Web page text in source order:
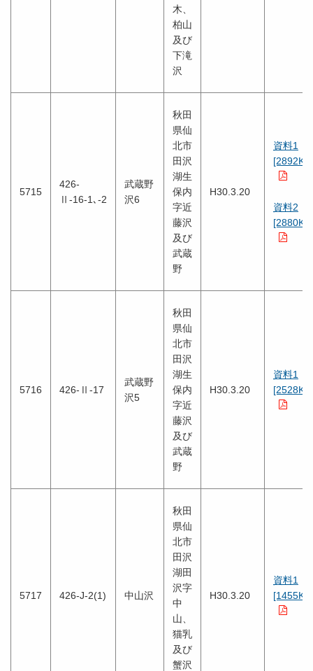
木、
柏山
及び
下滝
沢
5715
426-
Ⅱ-16-1､-2
武蔵野
沢6
秋田
県仙
北市
田沢
湖生
保内
字近
藤沢
及び
武蔵
野
H30.3.20
資料1
[2892KB]
資料2
[2880KB]
5716 426-Ⅱ-17
武蔵野
沢5
秋田
県仙
北市
田沢
湖生
保内
字近
藤沢
及び
武蔵
野
H30.3.20
資料1
[2528KB]
5717 426-J-2(1) 中山沢
秋田
県仙
北市
田沢
湖田
沢字
中
山、
猫乳
及び
蟹沢
H30.3.20
資料1
[1455KB]